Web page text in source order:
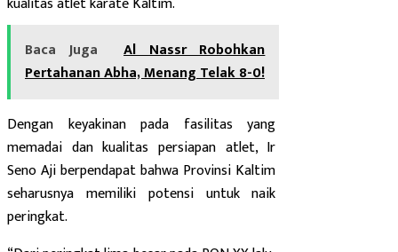
Baca Juga
Al Nassr Robohkan
Pertahanan Abha, Menang Telak 8-0!
Dengan keyakinan pada fasilitas yang
memadai dan kualitas persiapan atlet, Ir
Seno Aji berpendapat bahwa Provinsi Kaltim
seharusnya memiliki potensi untuk naik
peringkat.